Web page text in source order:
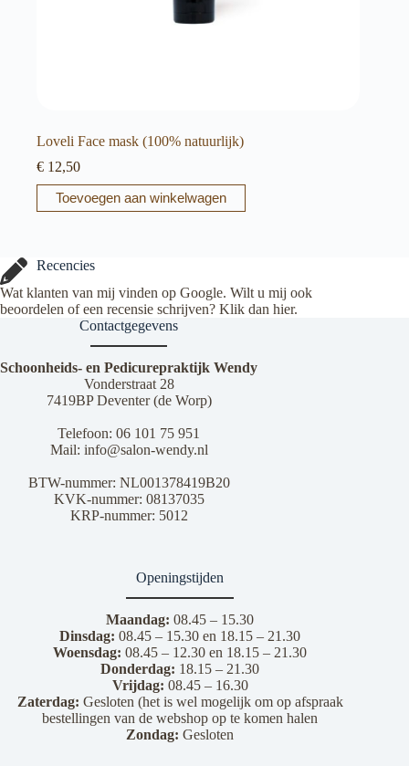
Loveli Face mask (100% natuurlijk)
€ 12,50
Toevoegen aan winkelwagen
Recencies
Wat klanten van mij vinden op Google. Wilt u mij ook
beoordelen of een recensie schrijven? Klik dan hier.
Contactgegevens
Schoonheids- en Pedicurepraktijk Wendy
Vonderstraat 28
7419BP Deventer (de Worp)
Telefoon: 06 101 75 951
Mail: info@salon-wendy.nl
BTW-nummer: NL001378419B20
KVK-nummer: 08137035
KRP-nummer: 5012
Openingstijden
Maandag:08.45 – 15.30
Dinsdag: 08.45 – 15.30 en 18.15 – 21.30
Woensdag: 08.45 – 12.30 en 18.15 – 21.30
Donderdag: 18.15 – 21.30
Vrijdag: 08.45 – 16.30
Zaterdag: Gesloten (het is wel mogelijk om op afspraak
bestellingen van de webshop op te komen halen
Zondag: Gesloten